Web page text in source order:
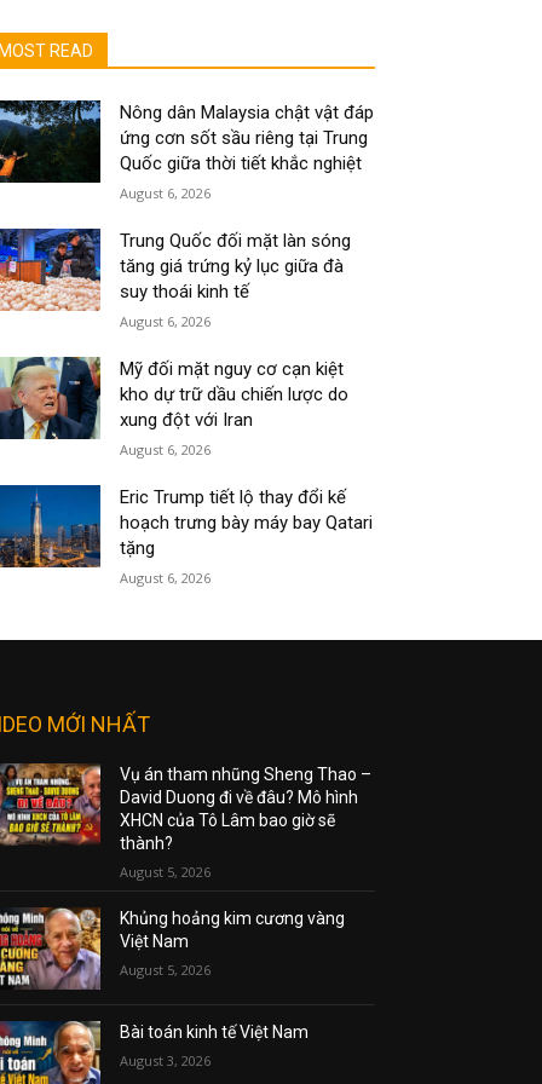
MOST READ
Nông dân Malaysia chật vật đáp
ứng cơn sốt sầu riêng tại Trung
Quốc giữa thời tiết khắc nghiệt
August 6, 2026
Trung Quốc đối mặt làn sóng
tăng giá trứng kỷ lục giữa đà
suy thoái kinh tế
August 6, 2026
Mỹ đối mặt nguy cơ cạn kiệt
kho dự trữ dầu chiến lược do
xung đột với Iran
August 6, 2026
Eric Trump tiết lộ thay đổi kế
hoạch trưng bày máy bay Qatari
tặng
August 6, 2026
MỚI NHẤT
Vụ án tham nhũng Sheng Thao –
David Duong đi về đâu? Mô hình
XHCN của Tô Lâm bao giờ sẽ
thành?
August 5, 2026
Khủng hoảng kim cương vàng
Việt Nam
August 5, 2026
Bài toán kinh tế Việt Nam
August 3, 2026